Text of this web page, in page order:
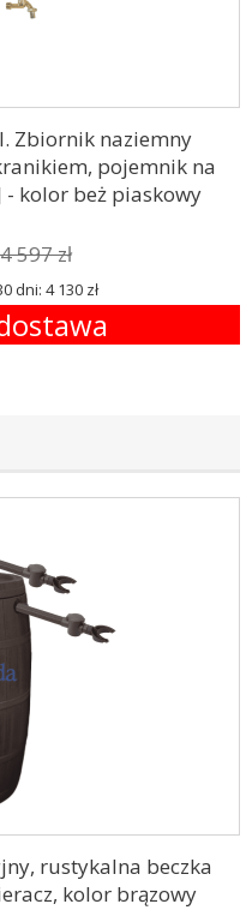
Zbiornik naziemny
pojemnik na
kolor beż piaskowy
4 597 zł
dni: 4 130 zł
rustykalna beczka
kolor brązowy